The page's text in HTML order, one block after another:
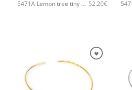
5471A Lemon tree tiny χειροποίητο κολιέ Catherine bijoux Χρυσό 52.20€